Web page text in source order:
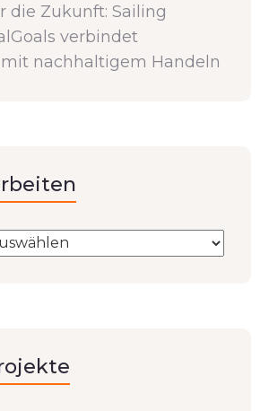
die Zukunft: Sailing
verbindet
nachhaltigem Handeln